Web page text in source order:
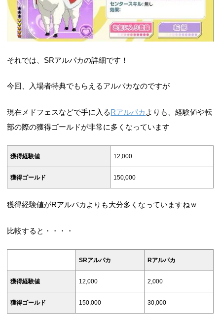
それでは、SRアルパカの詳細です！
今回、入場者特典でもらえるアルパカなのですが
現在メドフェスなどで手に入るRアルパカ よりも、経験値や転
部の際の獲得ゴールドが非常に多くなっています
獲得経験値 12,000
獲得ゴールド 150,000
獲得経験値がRアルパカよりも大分多くなっていますねｗ
比較すると・・・・
SRアルパカ Rアルパカ
獲得経験値 12,000 2,000
獲得ゴールド 150,000 30,000